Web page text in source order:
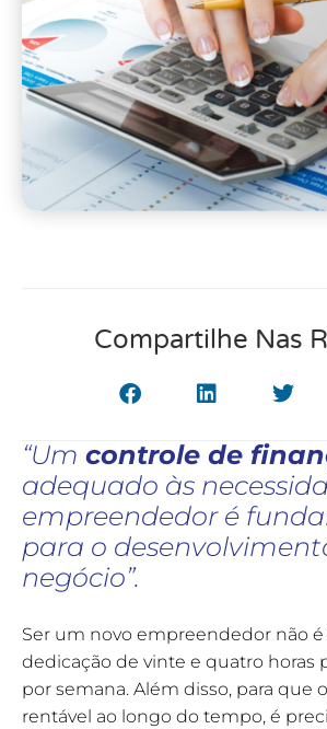
Compartilhe Nas
“Um controle de
adequado às
empreendedor é
para o
negócio”.
Ser um novo empreendedor não é
dedicação de vinte e quatro horas
por semana. Além disso, para que
rentável ao longo do tempo, é